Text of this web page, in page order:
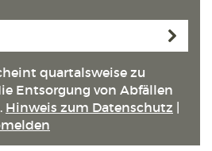
quartals­weise zu
Entsorgung von Abfällen
Hinweis zum Datenschutz